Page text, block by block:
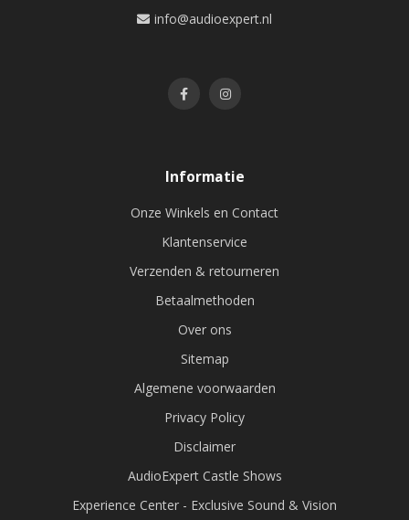
info@audioexpert.nl
Informatie
Onze Winkels en Contact
Klantenservice
Verzenden & retourneren
Betaalmethoden
Over ons
Sitemap
Algemene voorwaarden
Privacy Policy
Disclaimer
AudioExpert Castle Shows
Experience Center - Exclusive Sound & Vision